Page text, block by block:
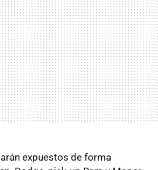
expuestos de forma